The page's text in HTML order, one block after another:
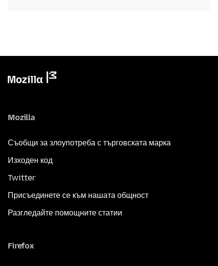
Mozilla
Съобщи за злоупотреба с търговската марка
Изходен код
Twitter
Присъединете се към нашата общност
Разгледайте помощните статии
Firefox